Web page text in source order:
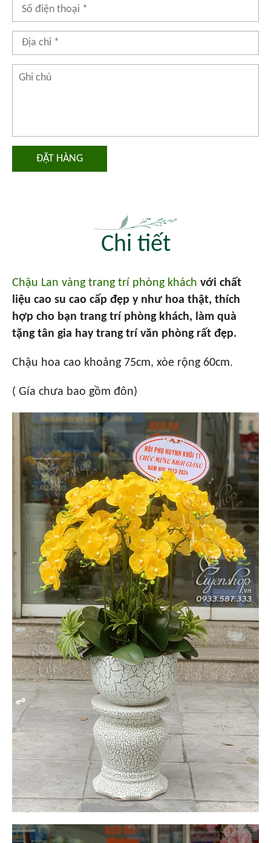
ĐẶT HÀNG
Chi tiết
Chậu Lan vàng trang trí phòng khách với chất
liệu cao su cao cấp đẹp y như hoa thật, thích
hợp cho bạn trang trí phòng khách, làm quà
tặng tân gia hay trang trí văn phòng rất đẹp.
Chậu hoa cao khoảng 75cm, xòe rộng 60cm.
( Gía chưa bao gồm đôn)